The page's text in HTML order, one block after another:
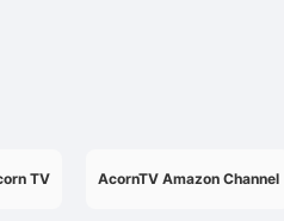
TV AcornTV Amazon Channel